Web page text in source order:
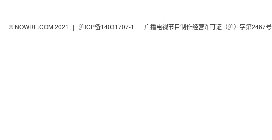
© NOWRE.COM 2021 | 沪ICP备14031707-1 | 广播电视节目制作经营许可证（沪）字第2467号